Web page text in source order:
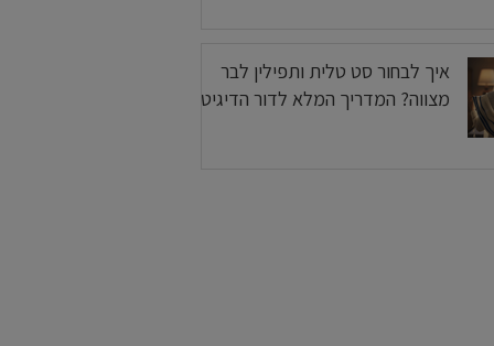
איך לבחור סט טלית ותפילין לבר
מצווה? המדריך המלא לדור הדיגיטלי